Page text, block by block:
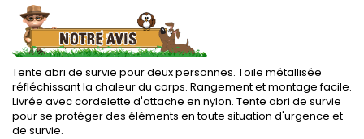
Tente abri de survie pour deux personnes. Toile métallisée
réfléchissant la chaleur du corps. Rangement et montage facile.
Livrée avec cordelette d'attache en nylon. Tente abri de survie
pour se protéger des éléments en toute situation d'urgence et
de survie.